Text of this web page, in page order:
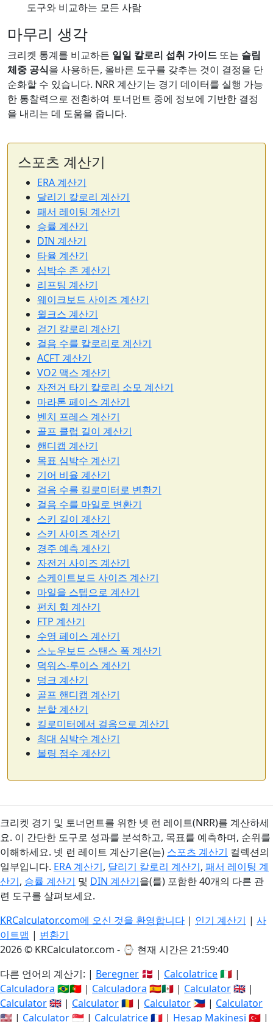
도구와 비교하는 모든 사람
마무리 생각
크리켓 통계를 비교하든 일일 칼로리 섭취 가이드 또는 슬림
체중 공식을 사용하든, 올바른 도구를 갖추는 것이 결정을 단
순화할 수 있습니다. NRR 계산기는 경기 데이터를 실행 가능
한 통찰력으로 전환하여 토너먼트 중에 정보에 기반한 결정
을 내리는 데 도움을 줍니다.
스포츠 계산기
ERA 계산기
달리기 칼로리 계산기
패서 레이팅 계산기
승률 계산기
DIN 계산기
타율 계산기
심박수 존 계산기
리프팅 계산기
웨이크보드 사이즈 계산기
윌크스 계산기
걷기 칼로리 계산기
걸음 수를 칼로리로 계산기
ACFT 계산기
VO2 맥스 계산기
자전거 타기 칼로리 소모 계산기
마라톤 페이스 계산기
벤치 프레스 계산기
골프 클럽 길이 계산기
핸디캡 계산기
목표 심박수 계산기
기어 비율 계산기
걸음 수를 킬로미터로 변환기
걸음 수를 마일로 변환기
스키 길이 계산기
스키 사이즈 계산기
경주 예측 계산기
자전거 사이즈 계산기
스케이트보드 사이즈 계산기
마일을 스텝으로 계산기
펀치 힘 계산기
FTP 계산기
수영 페이스 계산기
스노우보드 스탠스 폭 계산기
덕워스-루이스 계산기
덩크 계산기
골프 핸디캡 계산기
분할 계산기
킬로미터에서 걸음으로 계산기
최대 심박수 계산기
볼링 점수 계산기
크리켓 경기 및 토너먼트를 위한 넷 런 레이트(NRR)를 계산하세
요. 이 간단한 도구로 성과를 분석하고, 목표를 예측하며, 순위를
이해하세요. 넷 런 레이트 계산기은(는) 스포츠 계산기 컬렉션의
일부입니다. ERA 계산기, 달리기 칼로리 계산기, 패서 레이팅 계
산기, 승률 계산기 및 DIN 계산기을(를) 포함한 40개의 다른 관
련 도구를 살펴보세요.
KRCalculator.com에 오신 것을 환영합니다 | 인기 계산기 | 사
이트맵 | 변환기
2026 © KRCalculator.com - ⌚ 현재 시간은 21:59:40
다른 언어의 계산기: | Beregner 🇩🇰 | Calcolatrice🇮🇹 |
Calculadora 🇧🇷🇵🇹 | Calculadora 🇪🇸🇲🇽 | Calculator🇬🇧 |
Calculator🇬🇧 | Calculator🇷🇴 | Calculator 🇵🇭 | Calculator
🇺🇸 | Calculator🇸🇬 | Calculatrice🇫🇷 | Hesap Makinesi 🇹🇷 |